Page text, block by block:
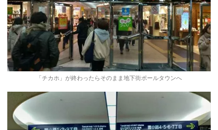
「チカホ」が終わったらそのまま地下街ポールタウンへ